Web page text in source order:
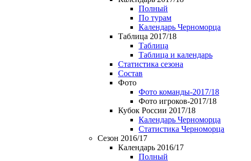
Полный
По турам
Календарь Черноморца
Таблица 2017/18
Таблица
Таблица и календарь
Статистика сезона
Состав
Фото
Фото команды-2017/18
Фото игроков-2017/18
Кубок России 2017/18
Календарь Черноморца
Статистика Черноморца
Сезон 2016/17
Календарь 2016/17
Полный